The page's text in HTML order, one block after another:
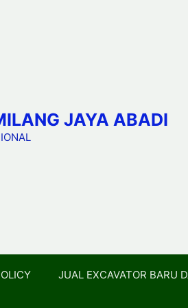
JAYA ABADI
JUAL EXCAVATOR BARU